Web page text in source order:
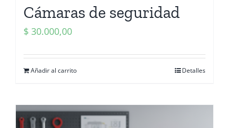
Cámaras de seguridad
$ 30.000,00
Añadir al carrito Detalles